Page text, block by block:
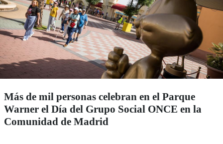
Más de mil personas celebran en el Parque
Warner el Día del Grupo Social ONCE en la
Comunidad de Madrid